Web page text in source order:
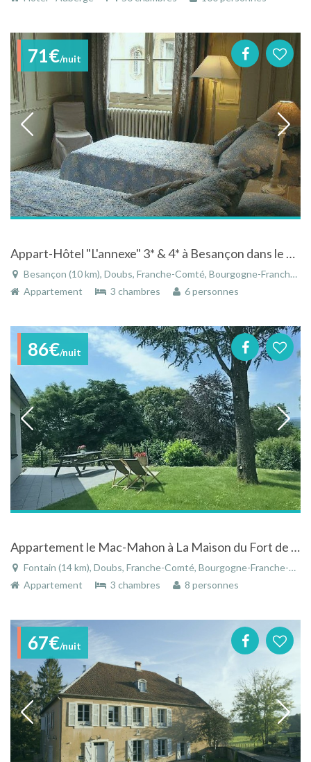
71€/nuit
Appart-Hôtel "L'annexe" 3* & 4* à Besançon dans le Doubs - Franche-Comté
Besançon (10 km), Doubs, Franche-Comté, Bourgogne-Franche-Comté, France
Appartement
3 chambres 6 personnes
86€/nuit
Appartement le Mac-Mahon à La Maison du Fort de Fontain
Fontain (14 km), Doubs, Franche-Comté, Bourgogne-Franche-Comté, France
Appartement
3 chambres 8 personnes
67€/nuit